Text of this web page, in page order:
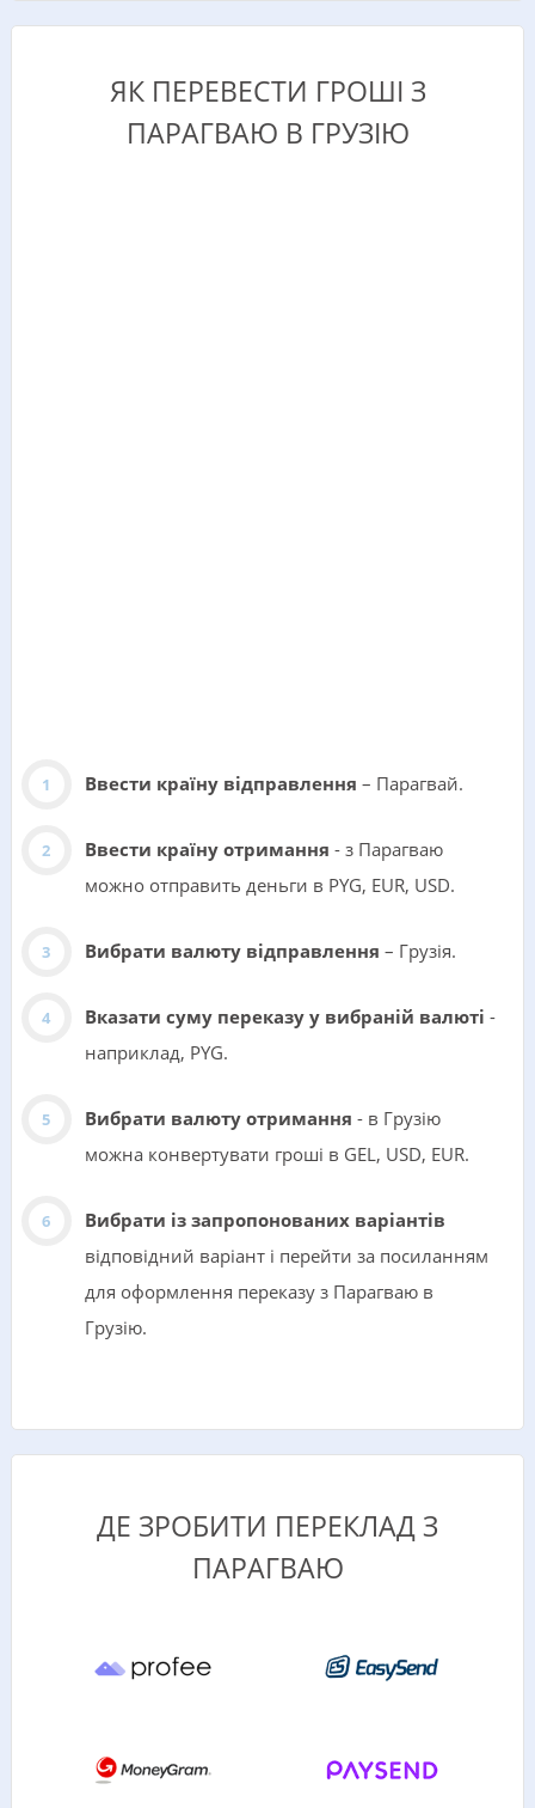
ЯК ПЕРЕВЕСТИ ГРОШІ З
ПАРАГВАЮ В ГРУЗІЮ
Ввести країну відправлення – Парагвай.
Ввести країну отримання - з Парагваю
можно отправить деньги в PYG, EUR, USD.
Вибрати валюту відправлення – Грузія.
Вказати суму переказу у вибраній валюті -
наприклад, PYG.
Вибрати валюту отримання - в Грузію
можна конвертувати гроші в GEL, USD, EUR.
Вибрати із запропонованих варіантів
відповідний варіант і перейти за посиланням
для оформлення переказу з Парагваю в
Грузію.
ДЕ ЗРОБИТИ ПЕРЕКЛАД З
ПАРАГВАЮ